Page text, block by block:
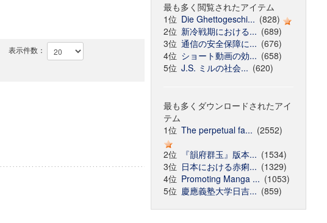
表示件数：
最も多く閲覧されたアイテム
1位 Die Ghettogeschi... (828)
2位 新冷戦期における... (689)
3位 通信の安全保障に... (676)
4位 ショート動画の効... (658)
5位 J.S. ミルの社会... (620)
最も多くダウンロードされたアイ
テム
1位 The perpetual fa... (2552)
2位
『韻府群玉』版本... (1534)
3位 日本における赤痢... (1329)
4位 Promoting Manga ... (1053)
5位 慶應義塾大学日吉... (859)